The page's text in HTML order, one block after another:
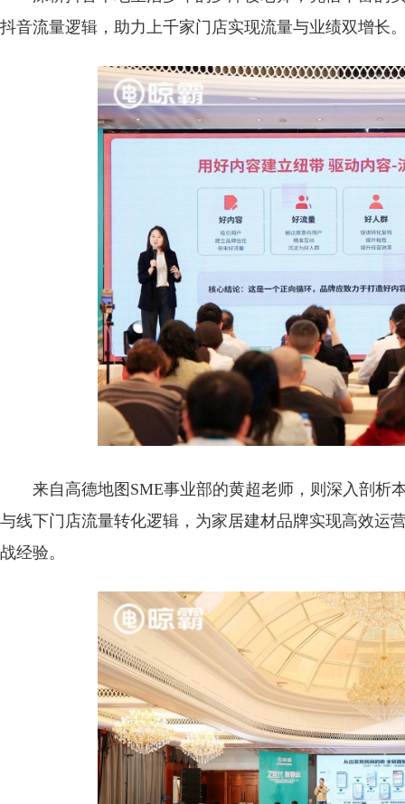
抖音流量逻辑，助力上千家门店实现流量与业绩双增长
来自高德地图SME事业部的黄超老师，则深入剖析
与线下门店流量转化逻辑，为家居建材品牌实现高效运
战经验。